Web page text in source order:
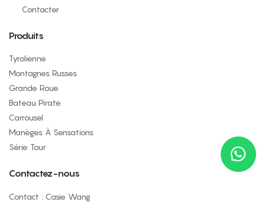
Contacter
Produits
Tyrolienne
Montagnes Russes
Grande Roue
Bateau Pirate
Carrousel
Manèges À Sensations
Série Tour
Contactez-nous
Contact : Casie Wang